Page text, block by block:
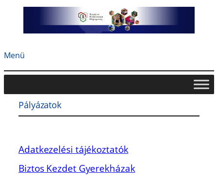
Menü
Pályázatok
Adatkezelési tájékoztatók
Biztos Kezdet Gyerekházak